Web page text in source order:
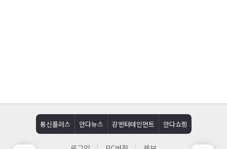
통신플러스 안다뉴스 감엔터테인먼트 안다쇼핑